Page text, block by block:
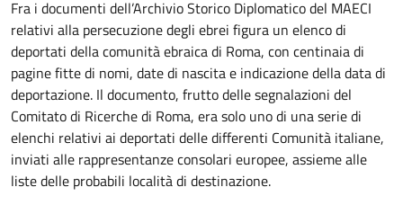
Fra i documenti dell’Archivio Storico Diplomatico del MAECI
relativi alla persecuzione degli ebrei figura un elenco di
deportati della comunità ebraica di Roma, con centinaia di
pagine fitte di nomi, date di nascita e indicazione della data di
deportazione. Il documento, frutto delle segnalazioni del
Comitato di Ricerche di Roma, era solo uno di una serie di
elenchi relativi ai deportati delle differenti Comunità italiane,
inviati alle rappresentanze consolari europee, assieme alle
liste delle probabili località di destinazione.